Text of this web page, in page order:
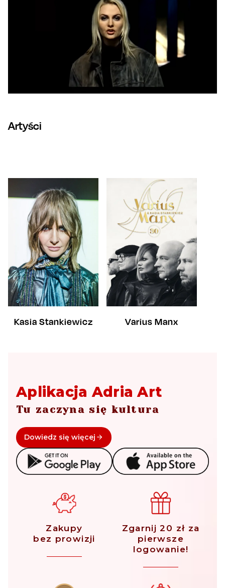
Artyści
Kasia Stankiewicz Varius Manx
Aplikacja Adria Art
Tu zaczyna się kultura
Dowiedz się więcej
Zakupy
bez prowizji
Zgarnij 20 zł za
pierwsze
logowanie!